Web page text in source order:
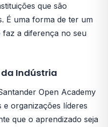
que são
É uma forma de ter um
faz a diferença no seu
da Indústria
Open Academy
e organizações líderes
que o aprendizado seja